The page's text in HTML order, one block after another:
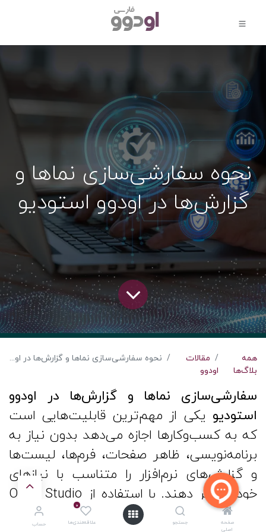
صفحه
اصلی
جستجو
0
علاقه‌مندی‌ها حساب
نحوه سفارشی‌سازی نماها و
گزارش‌ها در اودوو استودیو
همه
بلاگ‌ها
مقالات
اودوو
نحوه سفارشی‌سازی نماها و گزارش‌ها در اودوو استودیو
سفارشی‌سازی نماها و گزارش‌ها در اودوو
استودیو یکی از مهم‌ترین قابلیت‌هایی است
که به کسب‌وکارها اجازه می‌دهد بدون نیاز به
برنامه‌نویسی، ظاهر صفحات، فرم‌ها، لیست‌ها
و گزارش‌های نرم‌افزار را متناسب با نیازهای
خود تغییر دهند. با استفاده از Odoo Studio
می‌توانید فیلدهای جدید ایجاد کنید، چیدمان